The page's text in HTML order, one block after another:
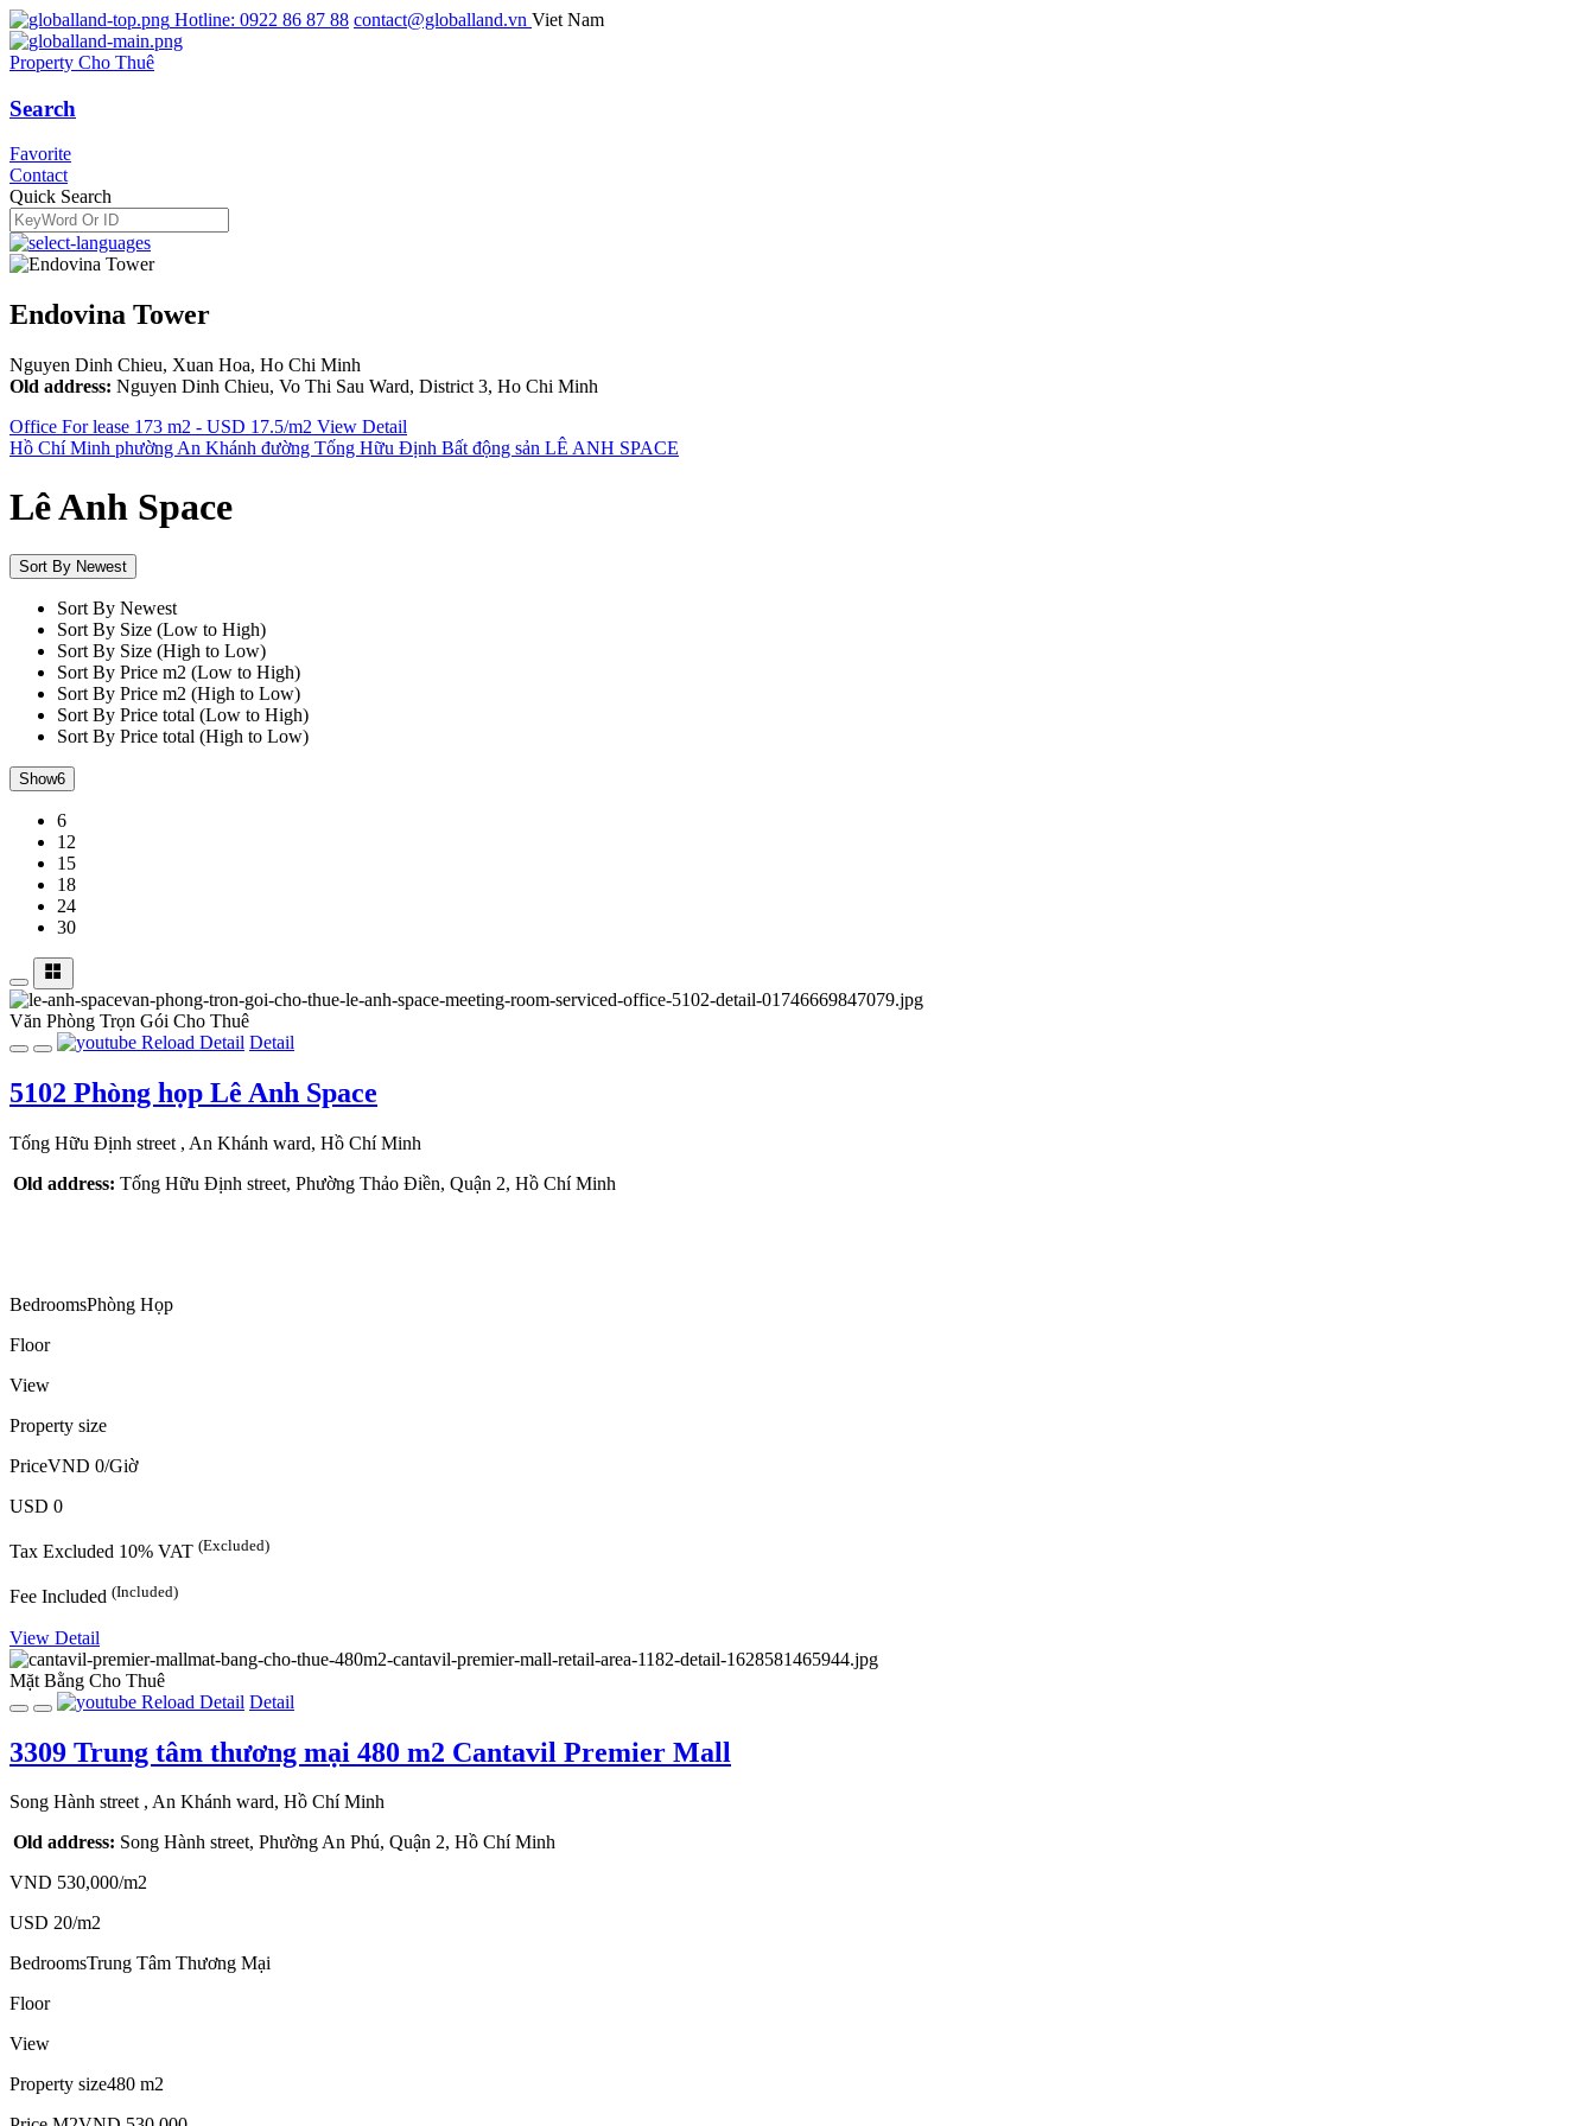
Hotline: 0922 86 87 88 contact@globalland.vn Viet Nam
Property Cho Thuê
Search
Favorite
Contact
Quick Search
Endovina Tower
Nguyen Dinh Chieu, Xuan Hoa, Ho Chi Minh
Old address: Nguyen Dinh Chieu, Vo Thi Sau Ward, District 3, Ho Chi Minh
Office For lease 173 m2 - USD 17.5/m2 View Detail
Hồ Chí Minh phường An Khánh đường Tống Hữu Định Bất động sản LÊ ANH SPACE
Lê Anh Space
Sort By Newest
Sort By Newest
Sort By Size (Low to High)
Sort By Size (High to Low)
Sort By Price m2 (Low to High)
Sort By Price m2 (High to Low)
Sort By Price total (Low to High)
Sort By Price total (High to Low)
Show6
6
12
15
18
24
30
Văn Phòng Trọn Gói Cho Thuê
Reload Detail Detail
5102 Phòng họp Lê Anh Space
Tống Hữu Định street , An Khánh ward, Hồ Chí Minh
Old address: Tống Hữu Định street, Phường Thảo Điền, Quận 2, Hồ Chí Minh
BedroomsPhòng Họp
Floor
View
Property size
PriceVND 0/Giờ
USD 0
Tax Excluded 10% VAT (Excluded)
Fee Included (Included)
View Detail
Mặt Bằng Cho Thuê
Reload Detail Detail
3309 Trung tâm thương mại 480 m2 Cantavil Premier Mall
Song Hành street , An Khánh ward, Hồ Chí Minh
Old address: Song Hành street, Phường An Phú, Quận 2, Hồ Chí Minh
VND 530,000/m2
USD 20/m2
BedroomsTrung Tâm Thương Mại
Floor
View
Property size480 m2